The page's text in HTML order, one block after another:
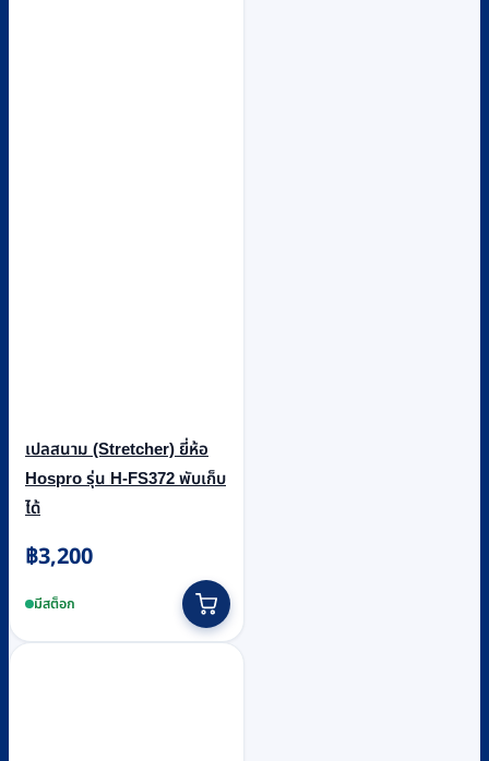
เปลสนาม (Stretcher) ยี่ห้อ
Hospro รุ่น H-FS372 พับเก็บ
ได้
฿3,200
มีสต็อก